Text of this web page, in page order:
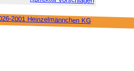
2001 Heinzel­männchen KG